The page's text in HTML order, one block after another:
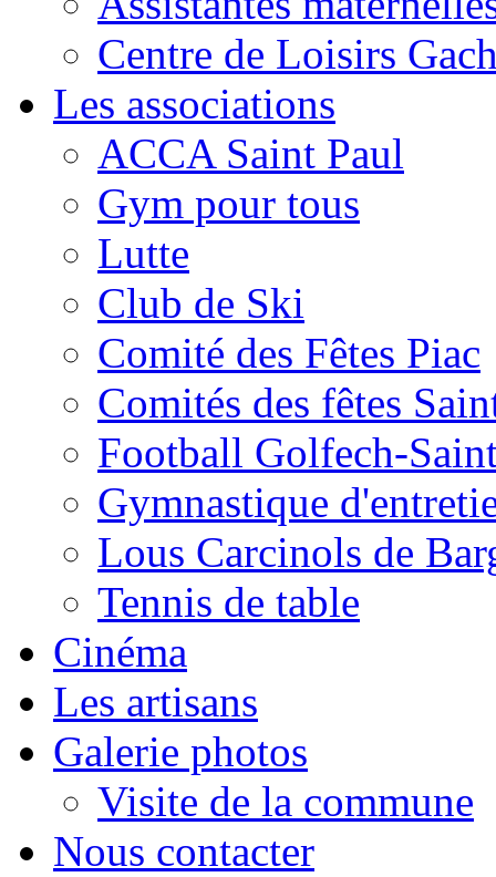
Centre de Loisirs
Les associations
ACCA Saint Paul
Gym pour tous
Lutte
Club de Ski
Comité des Fêtes Piac
Comités des fêtes
Football Golfech-
Gymnastique
Lous Carcinols de
Tennis de table
Cinéma
Les artisans
Galerie photos
Visite de la commune
Nous contacter